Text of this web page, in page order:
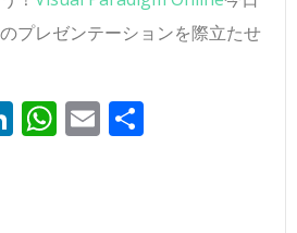
プレゼンテーションを際立たせ
LinkedIn
WhatsApp
Email